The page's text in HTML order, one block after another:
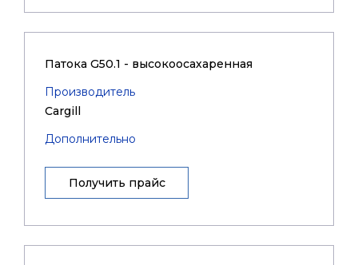
Патока G50.1 - высокоосахаренная
Производитель
Cargill
Дополнительно
Получить прайс